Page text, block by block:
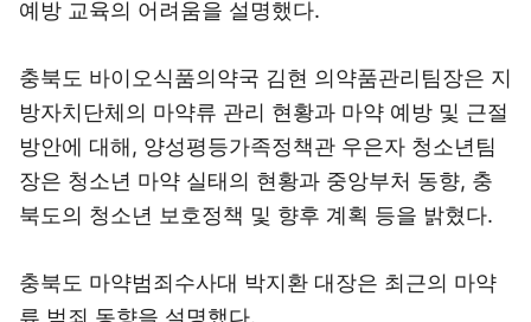
예방 교육의 어려움을 설명했다.
충북도 바이오식품의약국 김현 의약품관리팀장은 지
방자치단체의 마약류 관리 현황과 마약 예방 및 근절
방안에 대해, 양성평등가족정책관 우은자 청소년팀
장은 청소년 마약 실태의 현황과 중앙부처 동향, 충
북도의 청소년 보호정책 및 향후 계획 등을 밝혔다.
충북도 마약범죄수사대 박지환 대장은 최근의 마약
류 범죄 동향을 설명했다.